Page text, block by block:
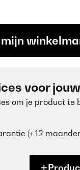
voor
om je product te
(+ 12